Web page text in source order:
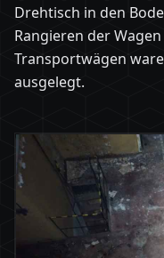
Drehtisch in den
Rangieren der
Transportwägen
ausgelegt.